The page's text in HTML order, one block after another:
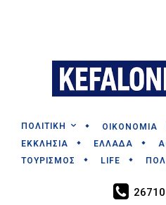
ΠΟΛΙΤΙΚΗ ΟΙΚΟΝΟΜΙΑ
ΕΚΚΛΗΣΙΑ
ΕΛΛΑΔΑ
ΤΟΥΡΙΣΜΟΣ
LIFE